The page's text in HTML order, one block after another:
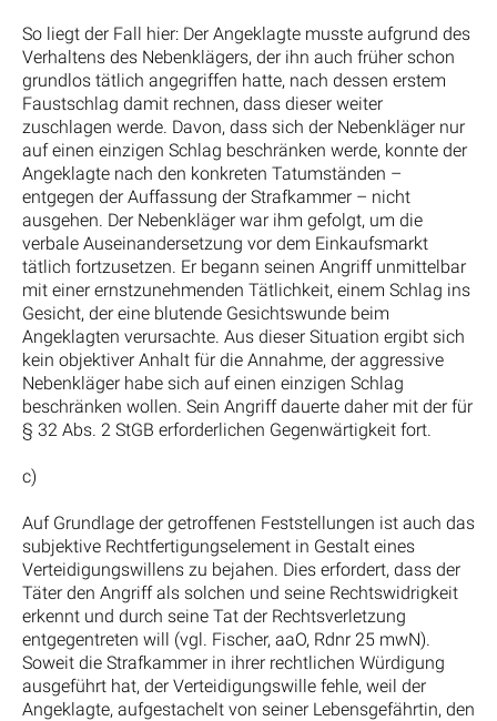
So liegt der Fall hier: Der Angeklagte musste aufgrund des
Verhaltens des Nebenklägers, der ihn auch früher schon
grundlos tätlich angegriffen hatte, nach dessen erstem
Faustschlag damit rechnen, dass dieser weiter
zuschlagen werde. Davon, dass sich der Nebenkläger nur
auf einen einzigen Schlag beschränken werde, konnte der
Angeklagte nach den konkreten Tatumständen –
entgegen der Auffassung der Strafkammer – nicht
ausgehen. Der Nebenkläger war ihm gefolgt, um die
verbale Auseinandersetzung vor dem Einkaufsmarkt
tätlich fortzusetzen. Er begann seinen Angriff unmittelbar
mit einer ernstzunehmenden Tätlichkeit, einem Schlag ins
Gesicht, der eine blutende Gesichtswunde beim
Angeklagten verursachte. Aus dieser Situation ergibt sich
kein objektiver Anhalt für die Annahme, der aggressive
Nebenkläger habe sich auf einen einzigen Schlag
beschränken wollen. Sein Angriff dauerte daher mit der für
§ 32 Abs. 2 StGB erforderlichen Gegenwärtigkeit fort.
c)
Auf Grundlage der getroffenen Feststellungen ist auch das
subjektive Rechtfertigungselement in Gestalt eines
Verteidigungswillens zu bejahen. Dies erfordert, dass der
Täter den Angriff als solchen und seine Rechtswidrigkeit
erkennt und durch seine Tat der Rechtsverletzung
entgegentreten will (vgl. Fischer, aaO, Rdnr 25 mwN).
Soweit die Strafkammer in ihrer rechtlichen Würdigung
ausgeführt hat, der Verteidigungswille fehle, weil der
Angeklagte, aufgestachelt von seiner Lebensgefährtin, den